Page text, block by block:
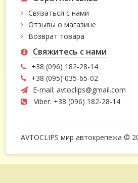
Связаться с нами
Отзывы о магазине
Возврат товара
Свяжитесь с нами
+38 (096) 182-28-14
+38 (095) 035-65-02
E-mail: avtoclips@gmail.com
Viber: +38 (096) 182-28-14
AVTOCLIPS мир автокрепежа ©